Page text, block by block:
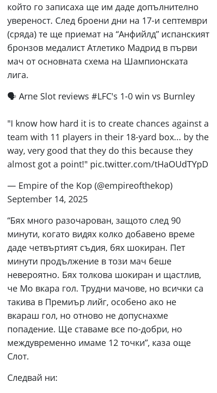
който го записаха ще им даде допълнително
увереност. След броени дни на 17-и септември
(сряда) те ще приемат на “Анфийлд” испанският
бронзов медалист Атлетико Мадрид в първи
мач от основната схема на Шампионската
лига.
🗣️ Arne Slot reviews #LFC's 1-0 win vs Burnley
"I know how hard it is to create chances against a
team with 11 players in their 18-yard box... by the
way, very good that they do this because they
almost got a point!" pic.twitter.com/tHaOUdTYpD
— Empire of the Kop (@empireofthekop)
September 14, 2025
“Бях много разочарован, защото след 90
минути, когато видях колко добавено време
даде четвъртият съдия, бях шокиран. Пет
минути продължение в този мач беше
невероятно. Бях толкова шокиран и щастлив,
че Мо вкара гол. Трудни мачове, но всички са
такива в Премиър лийг, особено ако не
вкараш гол, но отново не допуснахме
попадение. Ще ставаме все по-добри, но
междувременно имаме 12 точки”, каза още
Слот.
Следвай ни: